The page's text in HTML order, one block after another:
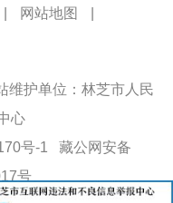
网站地图
维护单位：林芝市人民
心
号-1
藏公网安备
号